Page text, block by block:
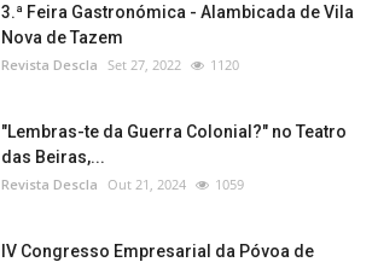
3.ª Feira Gastronómica - Alambicada de Vila
Nova de Tazem
Revista Descla Set 27, 2022 1120
"Lembras-te da Guerra Colonial?" no Teatro
das Beiras,...
Revista Descla Out 21, 2024 1059
IV Congresso Empresarial da Póvoa de